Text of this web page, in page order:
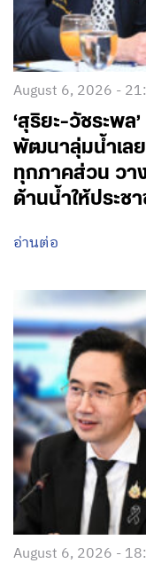
August 6, 2026 -
‘สุริยะ-วัชระพล
พัฒนาลุ่มน้ำเล
ทุกภาคส่วน วา
ด้านน้ำให้ประช
อ่านต่อ
August 6, 2026 -